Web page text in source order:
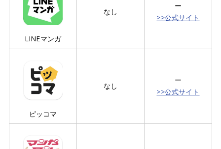
LINEマンガ
なし
ー
>>公式サイト
ピッコマ
なし
ー
>>公式サイト